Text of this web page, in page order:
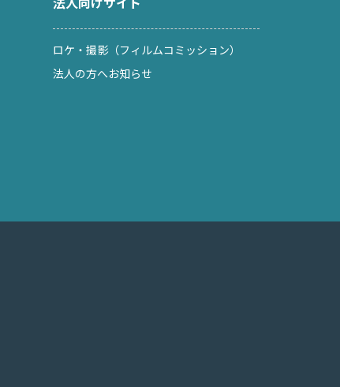
ロケ・撮影（フィルムコミッション）
法人の方へお知らせ